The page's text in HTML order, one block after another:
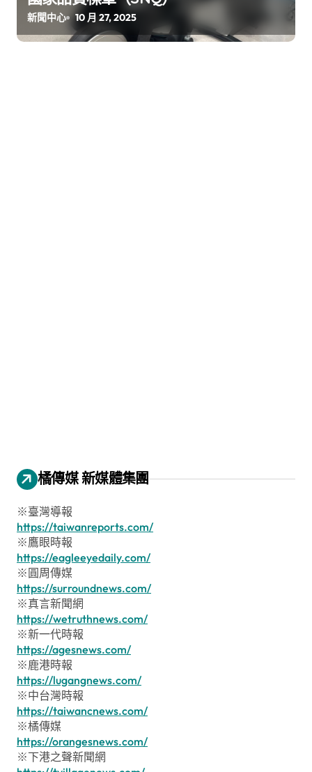
新聞中心 10 月 27, 2025
橘傳媒 新媒體集團
※臺灣導報
https://taiwanreports.com/
※鷹眼時報
https://eagleeyedaily.com/
※圓周傳媒
https://surroundnews.com/
※真言新聞網
https://wetruthnews.com/
※新一代時報
https://agesnews.com/
※鹿港時報
https://lugangnews.com/
※中台灣時報
https://taiwancnews.com/
※橘傳媒
https://orangesnews.com/
※下港之聲新聞網